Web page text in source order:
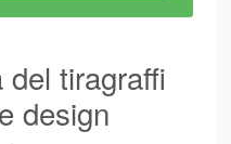
tiragraffi
design